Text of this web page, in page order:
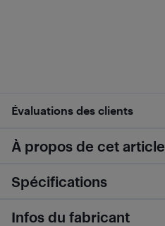
Évaluations des clients
À propos de cet article
Spécifications
Infos du fabricant